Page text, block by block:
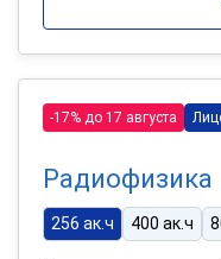
-17% до 17 августа
Радиофизика
256 ак.ч 400 ак.ч